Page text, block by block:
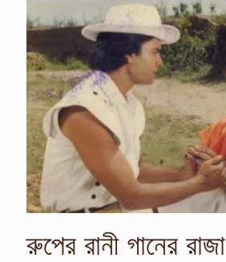
রুপের রানী গানের রাজা